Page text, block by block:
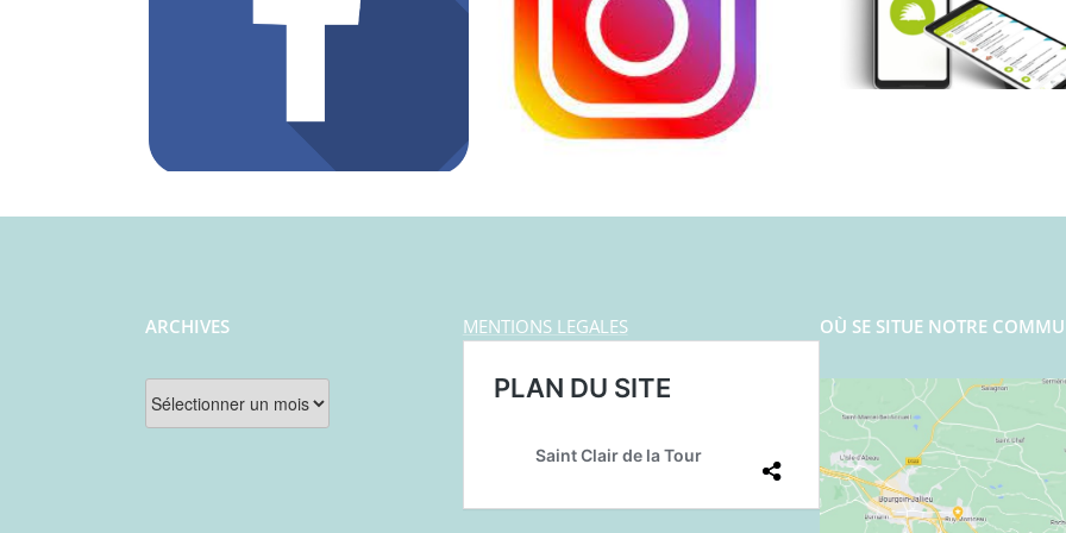
ARCHIVES
Archives
MENTIONS LEGALES OÙ SE SITUE NOTRE